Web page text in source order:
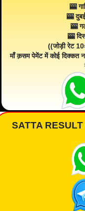
🎰
🎰
🎰
🎰
((जोड़ी रेट
माँ क़सम पेमेंट में कोई दिक्कत
SATTA